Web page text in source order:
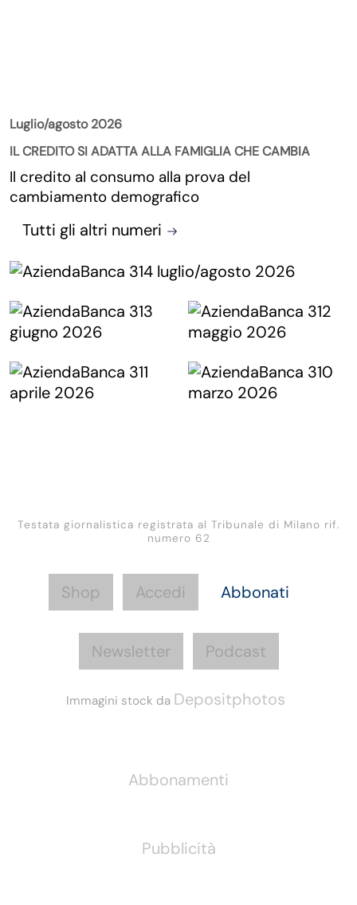
Luglio/agosto 2026
IL CREDITO SI ADATTA ALLA FAMIGLIA CHE CAMBIA
Il credito al consumo alla prova del
cambiamento demografico
Tutti gli altri numeri
Testata giornalistica registrata al Tribunale di Milano rif.
numero 62
Shop Accedi Abbonati
Newsletter Podcast
Immagini stock da Depositphotos
Abbonamenti
Pubblicità